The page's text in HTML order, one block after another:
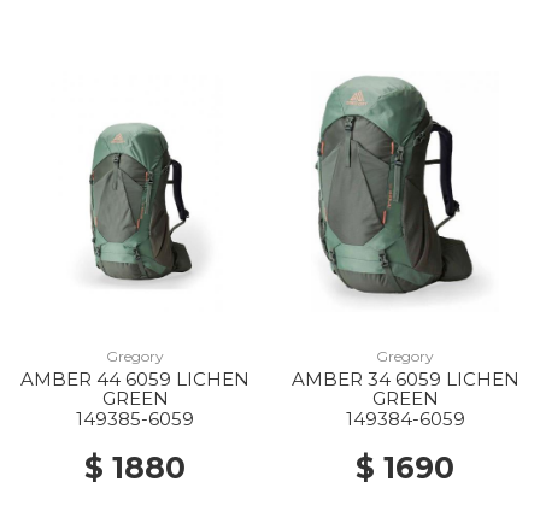
Gregory
AMBER 44 6059 LICHEN
GREEN
149385-6059
$ 1880
Gregory
AMBER 34 6059 LICHEN
GREEN
149384-6059
$ 1690